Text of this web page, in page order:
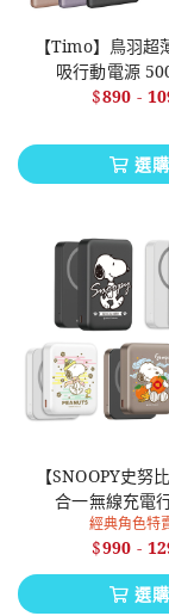
【Timo】鳥羽超
吸行動電源
18.5Wh /
$890 -
選購
【SNOOPY史努
合一無線充電
5000mah /
經典角色特
$990 -
選購